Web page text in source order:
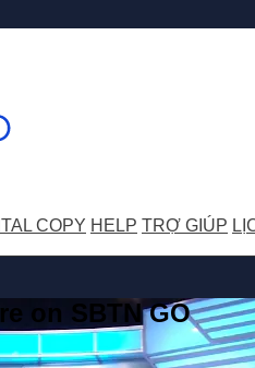
COPY HELP TRỢ GIÚP
on SBTN GO